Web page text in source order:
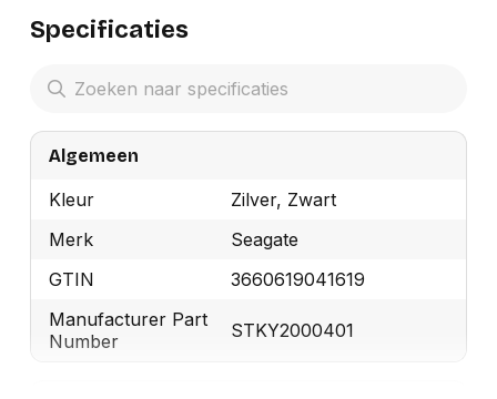
Specificaties
Algemeen
Kleur
Zilver, Zwart
Merk
Seagate
GTIN
3660619041619
Manufacturer Part
Number
STKY2000401